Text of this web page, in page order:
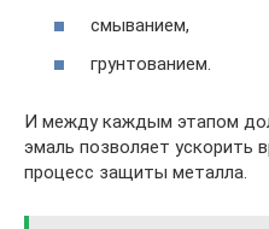
смыванием,
грунтованием.
И между каждым этапом
эмаль позволяет ускорить
процесс защиты металла.